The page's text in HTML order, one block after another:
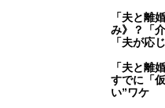
「夫と離
み》？「
「夫が応
「夫と離
すでに「
い”ワケ